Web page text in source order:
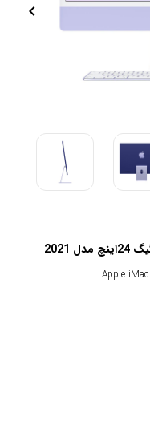
chevron_left
Apple